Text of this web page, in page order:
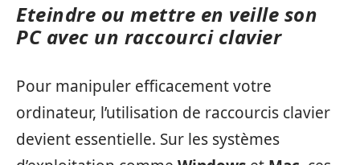
Eteindre ou mettre en veille son
PC avec un raccourci clavier
Pour manipuler efficacement votre
ordinateur, l’utilisation de raccourcis clavier
devient essentielle. Sur les systèmes